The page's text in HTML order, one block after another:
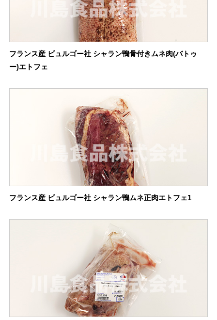
フランス産 ビュルゴー社 シャラン鴨骨付きムネ肉(バトゥ
ー)エトフェ
フランス産 ビュルゴー社 シャラン鴨ムネ正肉エトフェ1